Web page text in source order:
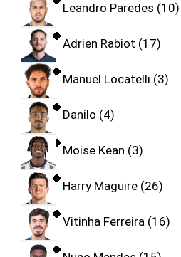
Leandro Paredes 10
Adrien Rabiot 17
Manuel Locatelli 3
Danilo 4
Moise Kean 3
Harry Maguire 26
Vitinha Ferreira 16